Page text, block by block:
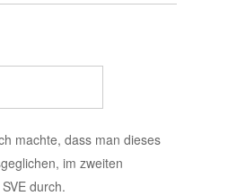
machte, dass man dieses
im zweiten
durch.